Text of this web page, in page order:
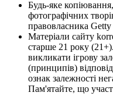
Будь-яке
фотографічних
правовласника Getty
Матеріали сайту
старше 21 року
викликати ігрову
(принципів)
ознак залежності
Пам'ятайте, що